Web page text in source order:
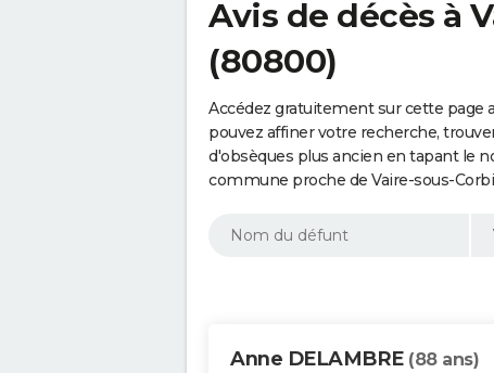
Avis de décès à
(80800)
Accédez gratuitement sur cette page
pouvez affiner votre recherche,
d'obsèques plus ancien en tapant le
commune proche de Vaire-sous-
Anne DELAMBRE (88 ans)